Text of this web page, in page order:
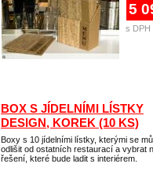
BOX S JÍDELNÍMI LÍSTKY
DESIGN, KOREK (10 KS)
Boxy s 10 jídelními lístky, kterými se
odlišit od ostatních restaurací a vybrat
řešení, které bude ladit s interiérem.
5
s DPH